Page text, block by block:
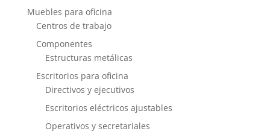
Muebles para oficina
Centros de trabajo
Componentes
Estructuras metálicas
Escritorios para oficina
Directivos y ejecutivos
Escritorios eléctricos ajustables
Operativos y secretariales